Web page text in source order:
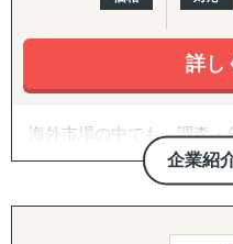
・国際税務・監査・労務
各国の税務・会計、移転
設計、駐在員税務、グロ
を母体とした専門家ネッ
詳し
企業紹
海外市場の中でも、調査
しております。
たとえば、市場の調査・
を推測するPEST分析や、